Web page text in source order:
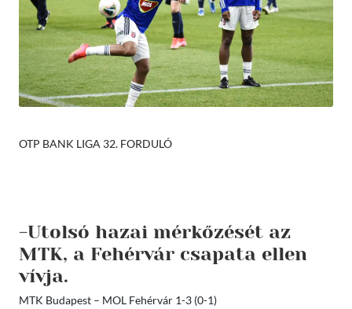
OTP BANK LIGA 32. FORDULÓ
-Utolsó hazai mérkőzését az
MTK, a Fehérvár csapata ellen
vívja.
MTK Budapest – MOL Fehérvár 1-3 (0-1)